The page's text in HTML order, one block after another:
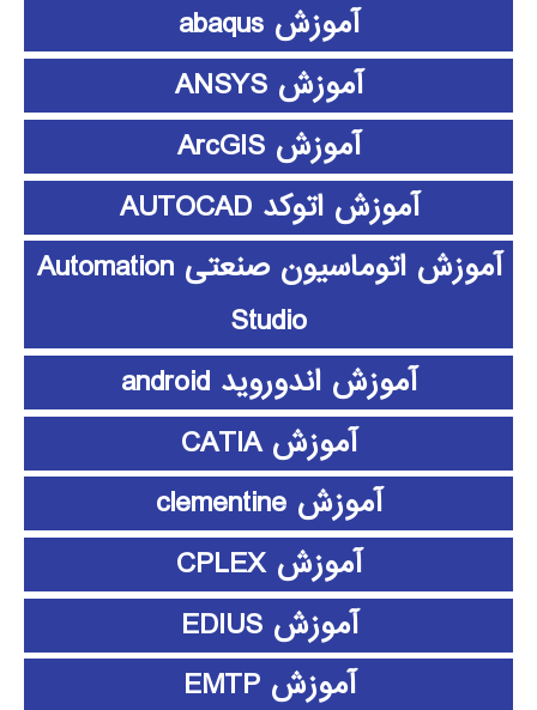
آموزش abaqus
آموزش ANSYS
آموزش ArcGIS
آموزش اتوکد AUTOCAD
آموزش اتوماسیون صنعتی Automation
Studio
آموزش اندوروید android
آموزش CATIA
آموزش clementine
آموزش CPLEX
آموزش EDIUS
آموزش EMTP